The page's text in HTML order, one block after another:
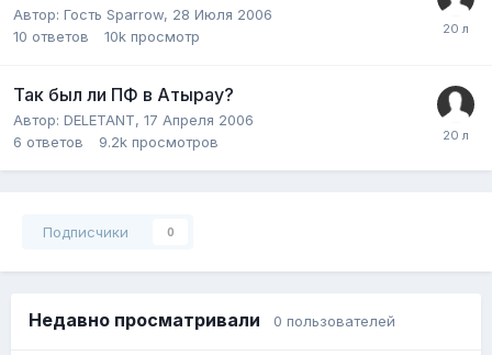
Автор: Гость Sparrow, 28 Июля 2006
10 ответов 10k просмотр
Так был ли ПФ в Атырау?
Автор: DELETANT, 17 Апреля 2006
6 ответов 9.2k просмотров
Подписчики 0
Недавно просматривали 0 пользователей